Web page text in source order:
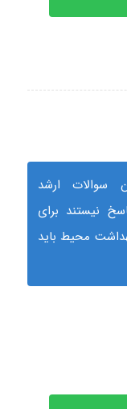
سوالات ارشد
نیستند برای
محیط باید